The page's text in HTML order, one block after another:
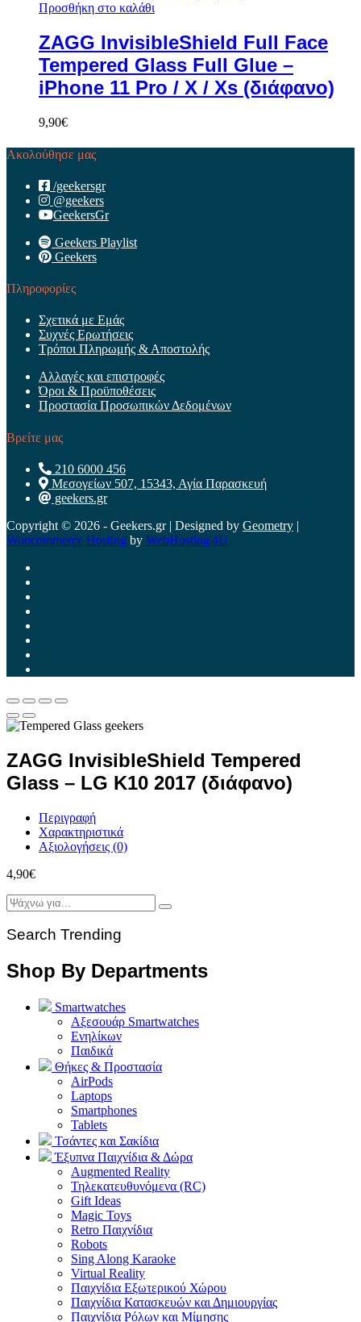
Προσθήκη στο καλάθι
ZAGG InvisibleShield Full Face
Tempered Glass Full Glue –
iPhone 11 Pro / X / Xs (διάφανο)
9,90€
Ακολούθησε μας
/geekersgr
@geekers
GeekersGr
Geekers Playlist
Geekers
Πληροφορίες
Σχετικά με Εμάς
Συχνές Ερωτήσεις
Τρόποι Πληρωμής & Αποστολής
Αλλαγές και επιστροφές
Όροι & Προϋποθέσεις
Προστασία Προσωπικών Δεδομένων
Βρείτε μας
210 6000 456
Μεσογείων 507, 15343, Αγία Παρασκευή
geekers.gr
Copyright © 2026 - Geekers.gr | Designed by Geometry |
Woocommerce Hosting by WebHosting|4U
ZAGG InvisibleShield Tempered
Glass – LG K10 2017 (διάφανο)
Περιγραφή
Χαρακτηριστικά
Αξιολογήσεις (0)
4,90€
Search Trending
Shop By Departments
Smartwatches
Αξεσουάρ Smartwatches
Ενηλίκων
Παιδικά
Θήκες & Προστασία
AirPods
Laptops
Smartphones
Tablets
Τσάντες και Σακίδια
Έξυπνα Παιχνίδια & Δώρα
Augmented Reality
Τηλεκατευθυνόμενα (RC)
Gift Ideas
Magic Toys
Retro Παιχνίδια
Robots
Sing Along Karaoke
Virtual Reality
Παιχνίδια Εξωτερικού Χώρου
Παιχνίδια Κατασκευών και Δημιουργίας
Παιχνίδια Ρόλων και Μίμησης